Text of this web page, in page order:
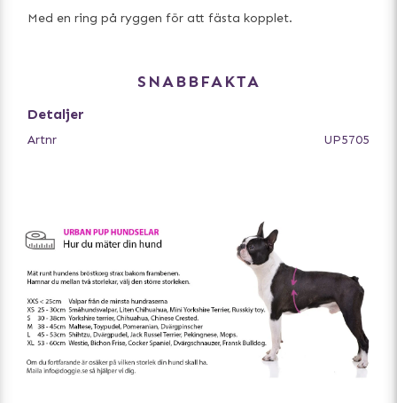
Med en ring på ryggen för att fästa kopplet.
SNABBFAKTA
Detaljer
Artnr UP5705